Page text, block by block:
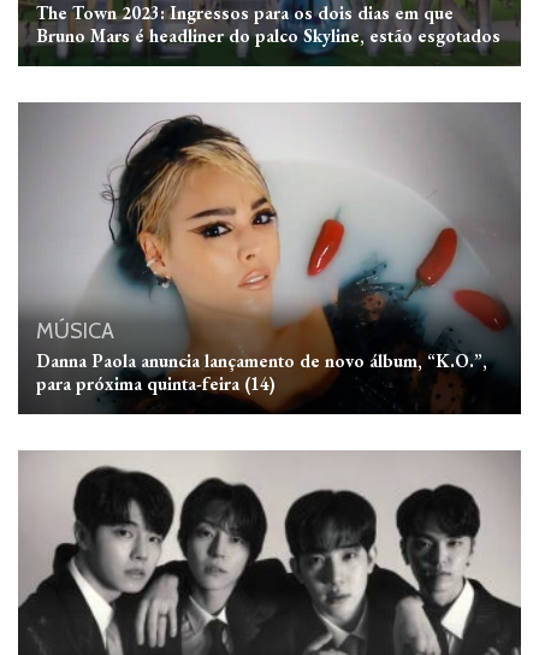
The Town 2023: Ingressos para os dois dias em que
Bruno Mars é headliner do palco Skyline, estão esgotados
MÚSICA
Danna Paola anuncia lançamento de novo álbum, “K.O.”,
para próxima quinta-feira (14)